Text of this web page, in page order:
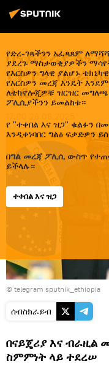
የድረ-ገጻችንን አፈጻጸም
ያደረጉ ማስታወቂያዎችን
የእርስዎን ግላዊ ያልሆኑ
የእርስዎን መረጃ እንዴት
ለቴክኖሎጂዎቹ ዝርዝር መግለጫ
ፖሊሲያችንን ይመልከቱ።
የ "ተቀበል እና ዝጋ" ቁልፉን
እንዲቀነባበር ግልፅ ፍቃድዎን
በግል መረጃ ፖሊሲውስጥ
ይችላሉ።
ተቀበል እና ዝጋ
በናይጄሪያ እና
የቀጥታ በረራ
ተደረሠ
© telegram sputnik_ethiopia
ሰብስክራይብ
በናይጄሪያ እና ብራዚል
ስምምነት ላይ ተደረሠ